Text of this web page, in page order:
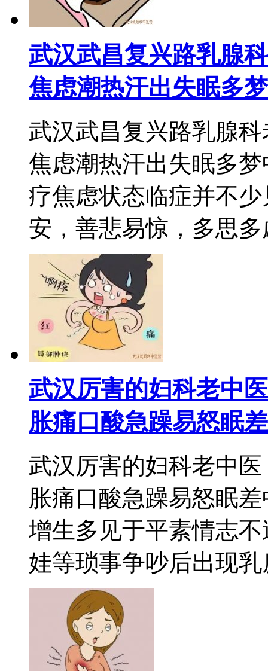
武汉武昌复兴路乳腺
焦虑潮热汗出失眠多梦
武汉武昌复兴路乳腺
焦虑潮热汗出失眠多
疗焦虑状态临症并不
安，善悲易惊，多思多
武汉厉害的妇科老中
胀痛口酸急躁易怒眠差
武汉厉害的妇科老中
胀痛口酸急躁易怒眠
增生多见于平素情志
娃等琐事争吵后出现乳